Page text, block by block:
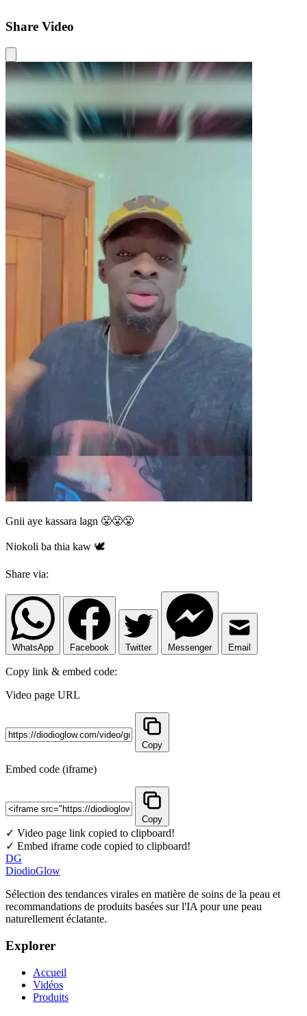
Share Video
Gnii aye kassara lagn 😤😤😤
Niokoli ba thia kaw 🕊️
Share via:
WhatsApp Facebook Twitter Messenger Email
Copy link & embed code:
Video page URL
Copy
Embed code (iframe)
Copy
✓ Video page link copied to clipboard!
✓ Embed iframe code copied to clipboard!
DG
DiodioGlow
Sélection des tendances virales en matière de soins de la peau et
recommandations de produits basées sur l'IA pour une peau
naturellement éclatante.
Explorer
Accueil
Vidéos
Produits